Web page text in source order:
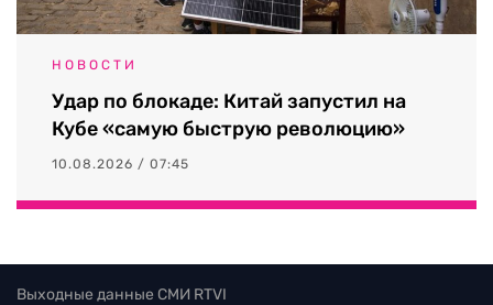
НОВОСТИ
Удар по блокаде: Китай запустил на
Кубе «самую быструю революцию»
10.08.2026 / 07:45
Выходные данные СМИ RTVI